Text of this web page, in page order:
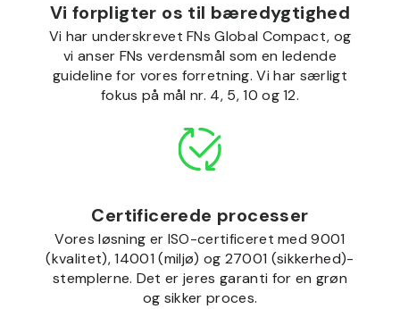
Vi forpligter os til bæredygtighed
Vi har underskrevet FNs Global Compact, og
vi anser FNs verdensmål som en ledende
guideline for vores forretning. Vi har særligt
fokus på mål nr. 4, 5, 10 og 12.
Certificerede processer
Vores løsning er ISO-certificeret med 9001
(kvalitet), 14001 (miljø) og 27001 (sikkerhed)-
stemplerne. Det er jeres garanti for en grøn
og sikker proces.